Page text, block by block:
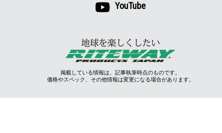
YouTube
掲載している情報は、記事執筆時点のものです。
価格やスペック、その他情報は変更になる場合があります。